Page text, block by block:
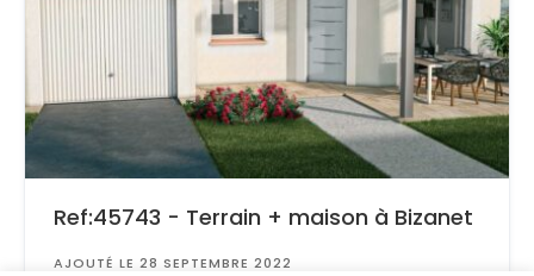
Ref:45743 - Terrain + maison à Bizanet
AJOUTÉ LE 28 SEPTEMBRE 2022